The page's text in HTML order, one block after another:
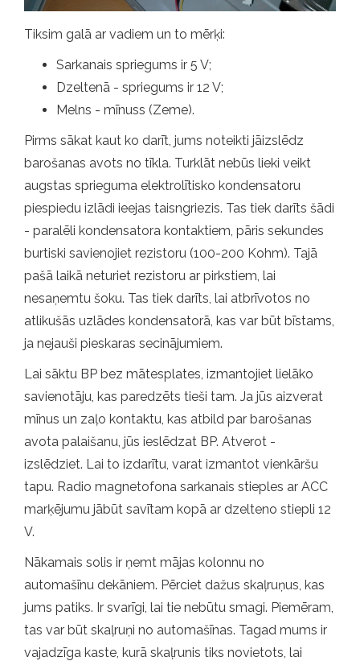
Tiksim galā ar vadiem un to mērķi:
Sarkanais spriegums ir 5 V;
Dzeltenā - spriegums ir 12 V;
Melns - mīnuss (Zeme).
Pirms sākat kaut ko darīt, jums noteikti jāizslēdz
barošanas avots no tīkla. Turklāt nebūs lieki veikt
augstas sprieguma elektrolītisko kondensatoru
piespiedu izlādi ieejas taisngriezis. Tas tiek darīts šādi
- paralēli kondensatora kontaktiem, pāris sekundes
burtiski savienojiet rezistoru (100-200 Kohm). Tajā
pašā laikā neturiet rezistoru ar pirkstiem, lai
nesaņemtu šoku. Tas tiek darīts, lai atbrīvotos no
atlikušās uzlādes kondensatorā, kas var būt bīstams,
ja nejauši pieskaras secinājumiem.
Lai sāktu BP bez mātesplates, izmantojiet lielāko
savienotāju, kas paredzēts tieši tam. Ja jūs aizverat
mīnus un zaļo kontaktu, kas atbild par barošanas
avota palaišanu, jūs ieslēdzat BP. Atverot -
izslēdziet. Lai to izdarītu, varat izmantot vienkāršu
tapu. Radio magnetofona sarkanais stieples ar ACC
marķējumu jābūt savītam kopā ar dzelteno stiepli 12
V.
Nākamais solis ir ņemt mājas kolonnu no
automašīnu dekāniem. Pērciet dažus skaļruņus, kas
jums patiks. Ir svarīgi, lai tie nebūtu smagi. Piemēram,
tas var būt skaļruņi no automašīnas. Tagad mums ir
vajadzīga kaste, kurā skaļrunis tiks novietots, lai